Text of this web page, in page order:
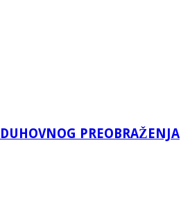
PREOBRAŽENJA